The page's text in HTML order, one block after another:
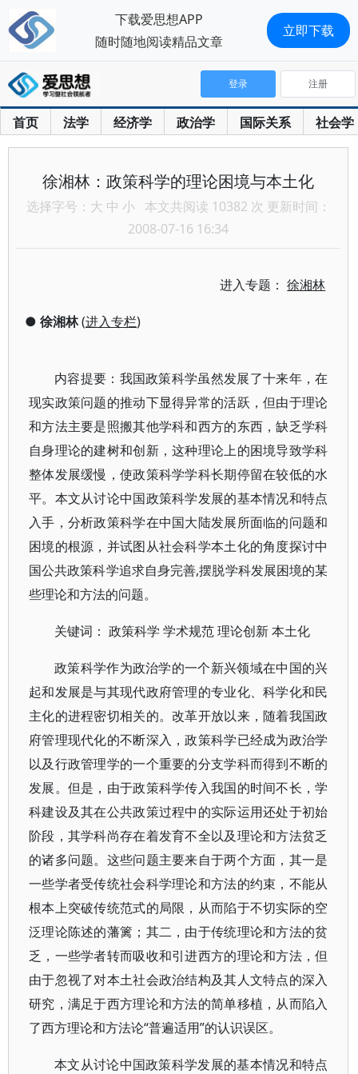
首页 法学 经济学 政治学 国际关系 社会学
登录 注册
徐湘林：政策科学的理论困境与本土化
选择字号： 大 中 小 本文共阅读 10382 次 更新时间：
2008-07-16 16:34
进入专题：徐湘林
● 徐湘林(进入专栏)
内容提要：我国政策科学虽然发展了十来年，在
现实政策问题的推动下显得异常的活跃，但由于理论
和方法主要是照搬其他学科和西方的东西，缺乏学科
自身理论的建树和创新，这种理论上的困境导致学科
整体发展缓慢，使政策科学学科长期停留在较低的水
平。本文从讨论中国政策科学发展的基本情况和特点
入手，分析政策科学在中国大陆发展所面临的问题和
困境的根源，并试图从社会科学本土化的角度探讨中
国公共政策科学追求自身完善,摆脱学科发展困境的某
些理论和方法的问题。
关键词： 政策科学 学术规范 理论创新 本土化
政策科学作为政治学的一个新兴领域在中国的兴
起和发展是与其现代政府管理的专业化、科学化和民
主化的进程密切相关的。改革开放以来，随着我国政
府管理现代化的不断深入，政策科学已经成为政治学
以及行政管理学的一个重要的分支学科而得到不断的
发展。但是，由于政策科学传入我国的时间不长，学
科建设及其在公共政策过程中的实际运用还处于初始
阶段，其学科尚存在着发育不全以及理论和方法贫乏
的诸多问题。这些问题主要来自于两个方面，其一是
一些学者受传统社会科学理论和方法的约束，不能从
根本上突破传统范式的局限，从而陷于不切实际的空
泛理论陈述的藩篱；其二，由于传统理论和方法的贫
乏，一些学者转而吸收和引进西方的理论和方法，但
由于忽视了对本土社会政治结构及其人文特点的深入
研究，满足于西方理论和方法的简单移植，从而陷入
了西方理论和方法论“普遍适用”的认识误区。
本文从讨论中国政策科学发展的基本情况和特点
下载爱思想APP
随时随地阅读精品文章
立即下载